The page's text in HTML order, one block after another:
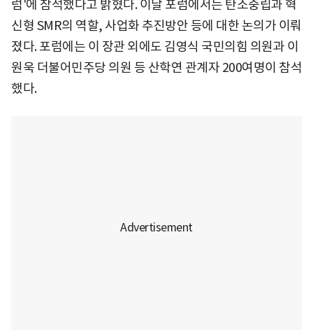
럼'에 참석했다고 밝혔다. 이날 포럼에서는 탄소중립과 혁
신형 SMR의 역할, 사업화 추진방안 등에 대한 논의가 이뤄
졌다. 포럼에는 이 장관 외에도 김영식 국민의힘 의원과 이
원욱 더불어민주당 의원 등 산학연 관계자 200여명이 참석
했다.